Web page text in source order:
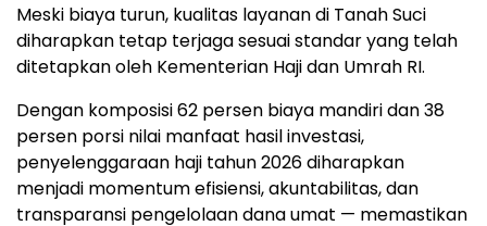
Meski biaya turun, kualitas layanan di Tanah Suci
diharapkan tetap terjaga sesuai standar yang telah
ditetapkan oleh Kementerian Haji dan Umrah RI.
Dengan komposisi 62 persen biaya mandiri dan 38
persen porsi nilai manfaat hasil investasi,
penyelenggaraan haji tahun 2026 diharapkan
menjadi momentum efisiensi, akuntabilitas, dan
transparansi pengelolaan dana umat — memastikan